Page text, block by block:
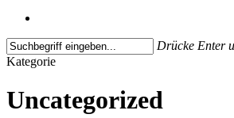
Drücke Enter
Close
Kategorie
Uncategorized